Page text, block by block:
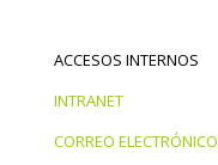
ACCESOS INTERNOS
INTRANET
CORREO ELECTRÓNICO